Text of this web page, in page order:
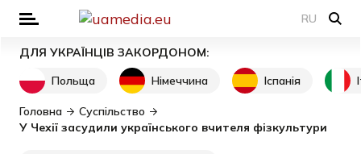
RU
ДЛЯ УКРАЇНЦІВ ЗАКОРДОНОМ:
Польща
Німеччина Іспанія
Головна
Суспільство
У Чехії засудили українського вчителя фізкультури